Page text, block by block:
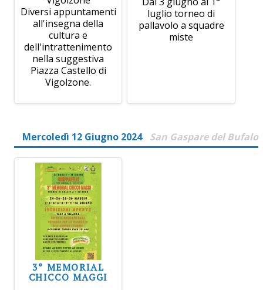
Diversi appuntamenti
all'insegna della
cultura e
dell'intrattenimento
nella suggestiva
Piazza Castello di
Vigolzone.
luglio torneo di
pallavolo a squadre
miste
Mercoledì 12 Giugno 2024 San Gaspare del Bufalo
3° MEMORIAL
CHICCO MAGGI